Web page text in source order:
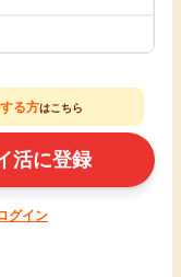
る方はこちら
活に登録
グイン